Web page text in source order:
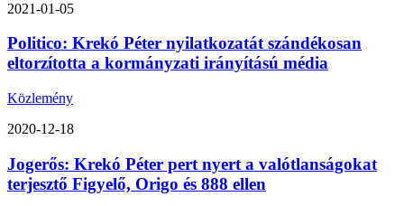
2021-01-05
Politico: Krekó Péter nyilatkozatát szándékosan
eltorzította a kormányzati irányítású média
Közlemény
2020-12-18
Jogerős: Krekó Péter pert nyert a valótlanságokat
terjesztő Figyelő, Origo és 888 ellen